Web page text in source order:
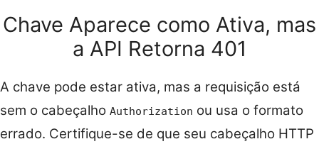
Chave Aparece como Ativa, mas
a API Retorna 401
A chave pode estar ativa, mas a requisição está
sem o cabeçalho Authorization ou usa o formato
errado. Certifique-se de que seu cabeçalho HTTP